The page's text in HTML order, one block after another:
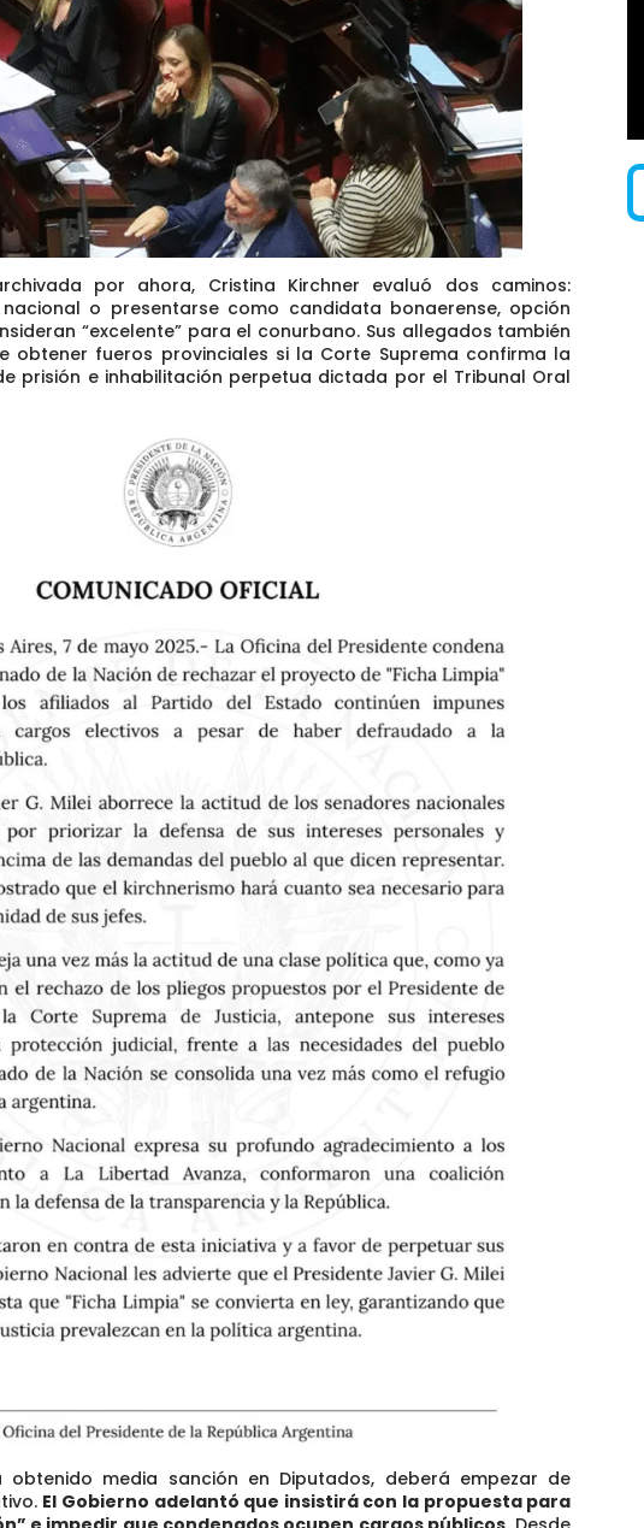
por ahora, Cristina Kirchner evaluó dos caminos:
o presentarse como candidata bonaerense, opción
“excelente” para el conurbano. Sus allegados también
obtener fueros provinciales si la Corte Suprema confirma la
prisión e inhabilitación perpetua dictada por el Tribunal Oral
obtenido media sanción en Diputados, deberá empezar de
El Gobierno adelantó que insistirá con la propuesta para